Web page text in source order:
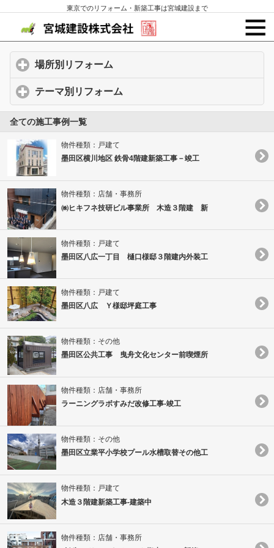
東京でのリフォーム・新築工事は宮城建設まで
場所別リフォーム
テーマ別リフォーム
全ての施工事例一覧
物件種類：戸建て
墨田区横川地区 鉄骨4階建新築工事－竣工
物件種類：店舗・事務所
㈱ヒキフネ技研ビル事業所 木造３階建 新
物件種類：戸建て
墨田区八広一丁目 樋口様邸３階建内外装工
物件種類：戸建て
墨田区八広 Ｙ様邸坪庭工事
物件種類：その他
墨田区公共工事 曳舟文化センター前喫煙所
物件種類：店舗・事務所
ラーニングラボすみだ改修工事-竣工
物件種類：その他
墨田区立業平小学校プール水槽取替その他工
物件種類：戸建て
木造３階建新築工事‐建築中
物件種類：店舗・事務所